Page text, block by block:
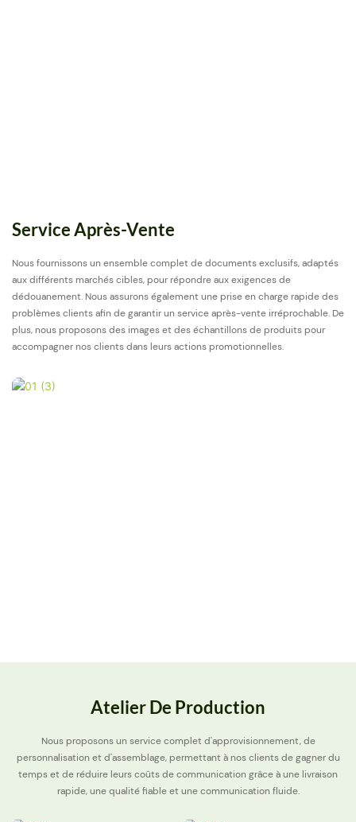
Service Après-Vente
Nous fournissons un ensemble complet de documents exclusifs, adaptés
aux différents marchés cibles, pour répondre aux exigences de
dédouanement. Nous assurons également une prise en charge rapide des
problèmes clients afin de garantir un service après-vente irréprochable. De
plus, nous proposons des images et des échantillons de produits pour
accompagner nos clients dans leurs actions promotionnelles.
Atelier De Production
Nous proposons un service complet d'approvisionnement, de
personnalisation et d'assemblage, permettant à nos clients de gagner du
temps et de réduire leurs coûts de communication grâce à une livraison
rapide, une qualité fiable et une communication fluide.